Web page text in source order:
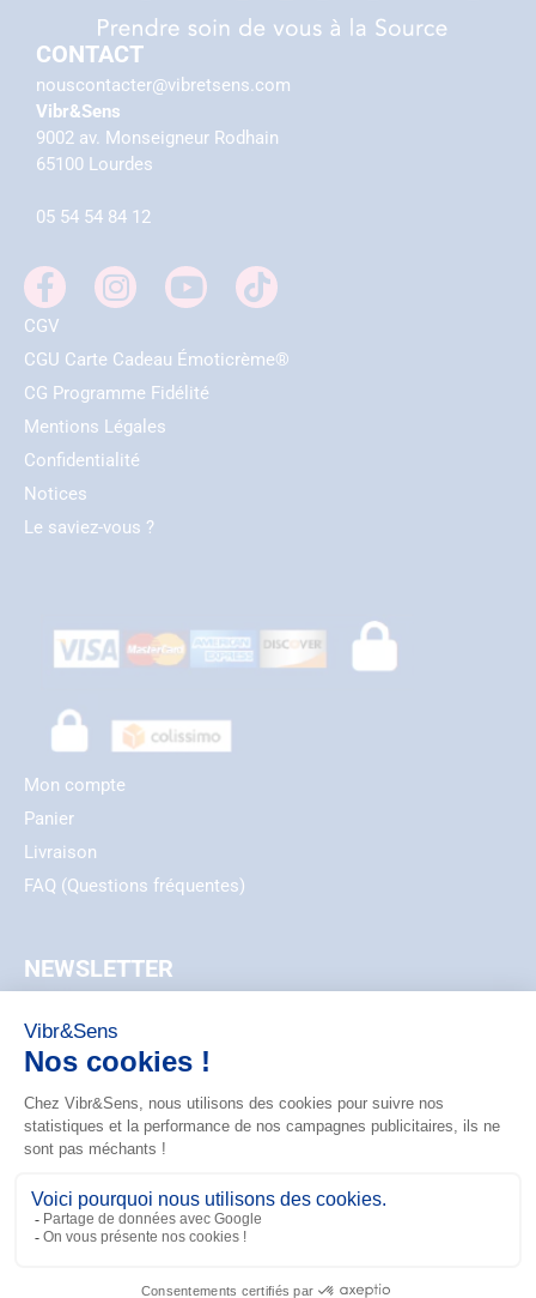
CONTACT
nouscontacter@vibretsens.com
Vibr&Sens
9002 av. Monseigneur Rodhain
65100 Lourdes
05 54 54 84 12
CGV
CGU Carte Cadeau Émoticrème®
CG Programme Fidélité
Mentions Légales
Confidentialité
Notices
Le saviez-vous ?
Mon compte
Panier
Livraison
FAQ (Questions fréquentes)
NEWSLETTER
EMAIL
ZIP_CODE